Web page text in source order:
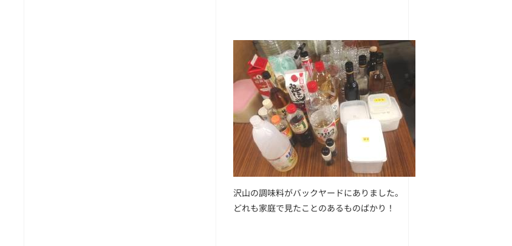
沢山の調味料がバックヤードにありました。
どれも家庭で見たことのあるものばかり！